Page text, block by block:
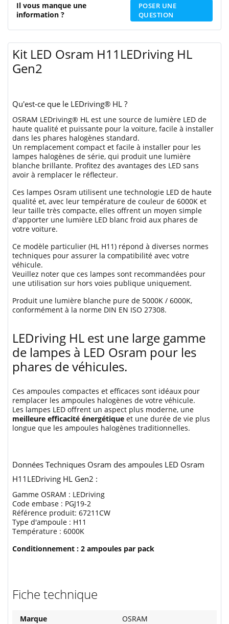
Il vous manque une
information ?
POSER UNE
QUESTION
Kit LED Osram H11LEDriving HL
Gen2
Qu'est-ce que le LEDriving® HL ?
OSRAM LEDriving® HL est une source de lumière LED de
haute qualité et puissante pour la voiture, facile à installer
dans les phares halogènes standard.
Un remplacement compact et facile à installer pour les
lampes halogènes de série, qui produit une lumière
blanche brillante. Profitez des avantages des LED sans
avoir à remplacer le réflecteur.
Ces lampes Osram utilisent une technologie LED de haute
qualité et, avec leur température de couleur de 6000K et
leur taille très compacte, elles offrent un moyen simple
d'apporter une lumière LED blanc froid aux phares de
votre voiture.
Ce modèle particulier (HL H11) répond à diverses normes
techniques pour assurer la compatibilité avec votre
véhicule.
Veuillez noter que ces lampes sont recommandées pour
une utilisation sur hors voies publique uniquement.
Produit une lumière blanche pure de 5000K / 6000K,
conformément à la norme DIN EN ISO 27308.
LEDriving HL est une large gamme
de lampes à LED Osram pour les
phares de véhicules.
Ces ampoules compactes et efficaces sont idéaux pour
remplacer les ampoules halogènes de votre véhicule.
Les lampes LED offrent un aspect plus moderne, une
meilleure efficacité énergétique et une durée de vie plus
longue que les ampoules halogènes traditionnelles.
Données Techniques Osram des ampoules LED Osram
H11LEDriving HL Gen2 :
Gamme OSRAM : LEDriving
Code embase : PGJ19-2
Référence produit: 67211CW
Type d'ampoule : H11
Température : 6000K
Conditionnement : 2 ampoules par pack
Fiche technique
Marque
OSRAM